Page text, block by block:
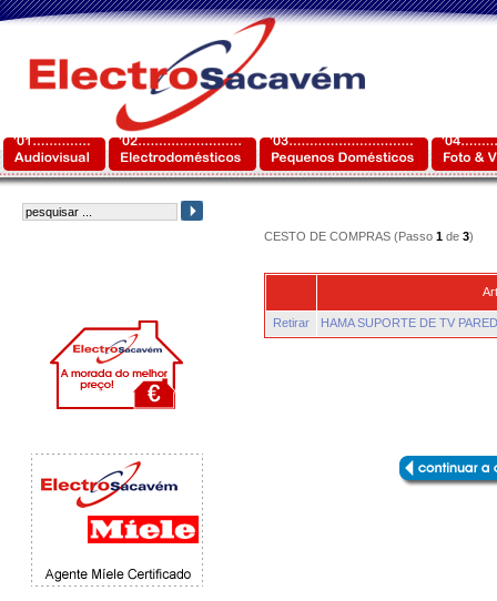
CESTO DE COMPRAS (Passo 1de 3)
Retirar HAMA SUPORTE DE TV